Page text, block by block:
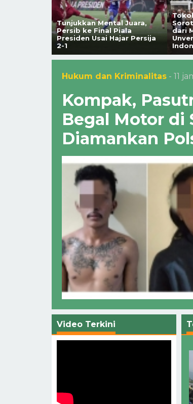
Tunjukkan Mental Juara,
Persib ke Final Piala
Presiden Usai Hajar Persija
2-1
dari
Hukum dan Kriminalitas - 11
Kompak,
Begal Motor di
Diamankan
Video Terkini